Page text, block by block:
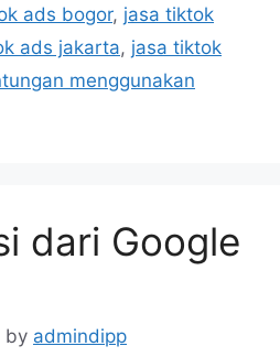
ads bogor, jasa tiktok
ads jakarta, jasa tiktok
menggunakan
dari Google
by admindipp